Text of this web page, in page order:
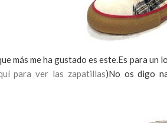
más me ha gustado es este.Es para un
para ver las zapatillas)No os digo